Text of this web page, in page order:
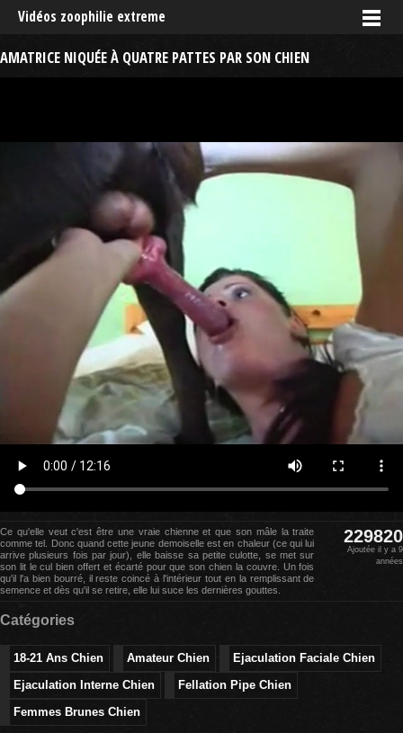
Vidéos zoophilie extreme
AMATRICE NIQUÉE À QUATRE PATTES PAR SON CHIEN
Ce qu'elle veut c'est être une vraie chienne et que son mâle la traite
comme tel. Donc quand cette jeune demoiselle est en chaleur (ce qui lui
arrive plusieurs fois par jour), elle baisse sa petite culotte, se met sur
son lit le cul bien offert et écarté pour que son chien la couvre. Un fois
qu'il l'a bien bourré, il reste coincé à l'intérieur tout en la remplissant de
semence et dès qu'il se retire, elle lui suce les dernières gouttes.
229820
Ajoutée il y a 9
années
Catégories
18-21 Ans Chien Amateur Chien
Ejaculation Faciale Chien
Ejaculation Interne Chien
Fellation Pipe Chien
Femmes Brunes Chien